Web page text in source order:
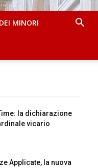
MINORI
la dichiarazione
vicario
Applicate, la nuova